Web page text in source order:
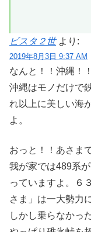
ビスタ２世 より:
2019年8月3日 9:37 AM
なんと！！沖縄！
沖縄はモノだけで
れ以上に美しい海
よ。
おっと！！あさま
我が家では489系
っていますよ。６
さま」は一大勢力
しかし乗らなかっ